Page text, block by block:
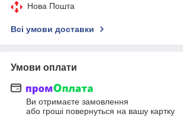
Нова Пошта
Всі умови доставки
Умови оплати
Ви отримаєте замовлення
або гроші повернуться на вашу картку